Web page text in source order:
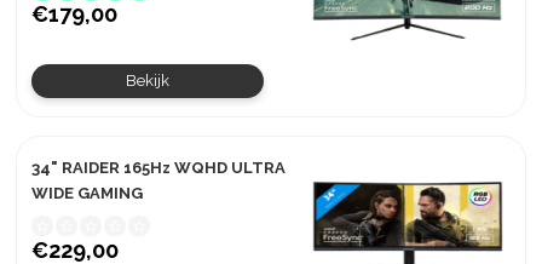
€179,00
Bekijk
34" RAIDER 165Hz WQHD ULTRA
WIDE GAMING
€229,00